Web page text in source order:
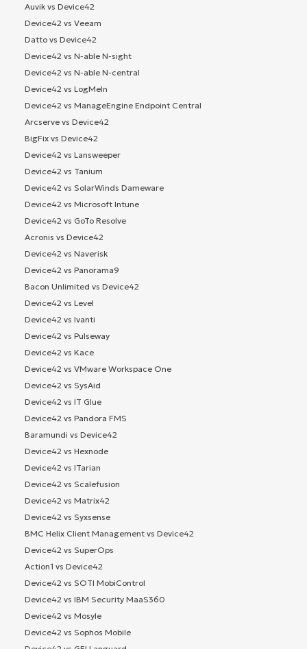
Auvik vs Device42
Device42 vs Veeam
Datto vs Device42
Device42 vs N-able N-sight
Device42 vs N-able N-central
Device42 vs LogMeIn
Device42 vs ManageEngine Endpoint Central
Arcserve vs Device42
BigFix vs Device42
Device42 vs Lansweeper
Device42 vs Tanium
Device42 vs SolarWinds Dameware
Device42 vs Microsoft Intune
Device42 vs GoTo Resolve
Acronis vs Device42
Device42 vs Naverisk
Device42 vs Panorama9
Bacon Unlimited vs Device42
Device42 vs Level
Device42 vs Ivanti
Device42 vs Pulseway
Device42 vs Kace
Device42 vs VMware Workspace One
Device42 vs SysAid
Device42 vs IT Glue
Device42 vs Pandora FMS
Baramundi vs Device42
Device42 vs Hexnode
Device42 vs ITarian
Device42 vs Scalefusion
Device42 vs Matrix42
Device42 vs Syxsense
BMC Helix Client Management vs Device42
Device42 vs SuperOps
Action1 vs Device42
Device42 vs SOTI MobiControl
Device42 vs IBM Security MaaS360
Device42 vs Mosyle
Device42 vs Sophos Mobile